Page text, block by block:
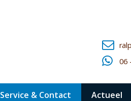
06
Service & Contact Actueel